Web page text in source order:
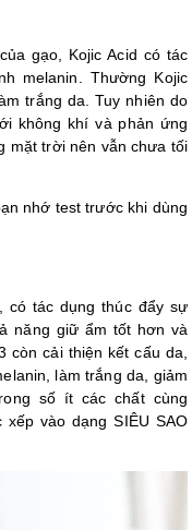
gạo, Kojic Acid có tác
melanin. Thường Kojic
trắng da. Tuy nhiên do
không khí và phản ứng
mặt trời nên vẫn chưa tối
nhớ test trước khi dùng
có tác dụng thúc đẩy sự
năng giữ ẩm tốt hơn và
còn cải thiện kết cấu da,
làm trắng da, giảm
số ít các chất cùng
xếp vào dạng SIÊU SAO